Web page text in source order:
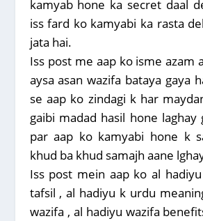
kamyab hone ka secret daal
iss fard ko kamyabi ka rasta
jata hai.
Iss post me aap ko isme azam
aysa asan wazifa bataya gaya
se aap ko zindagi k har
gaibi madad hasil hone laghay
par aap ko kamyabi hone k
khud ba khud samajh aane
Iss post mein aap ko al
tafsil , al hadiyu k urdu
wazifa , al hadiyu wazifa